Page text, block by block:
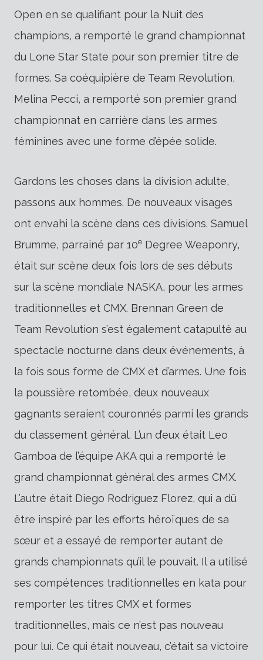
Open en se qualifiant pour la Nuit des
champions, a remporté le grand championnat
du Lone Star State pour son premier titre de
formes. Sa coéquipière de Team Revolution,
Melina Pecci, a remporté son premier grand
championnat en carrière dans les armes
féminines avec une forme d’épée solide.
Gardons les choses dans la division adulte,
passons aux hommes. De nouveaux visages
ont envahi la scène dans ces divisions. Samuel
Brumme, parrainé par 10e Degree Weaponry,
était sur scène deux fois lors de ses débuts
sur la scène mondiale NASKA, pour les armes
traditionnelles et CMX. Brennan Green de
Team Revolution s’est également catapulté au
spectacle nocturne dans deux événements, à
la fois sous forme de CMX et d’armes. Une fois
la poussière retombée, deux nouveaux
gagnants seraient couronnés parmi les grands
du classement général. L’un d’eux était Leo
Gamboa de l’équipe AKA qui a remporté le
grand championnat général des armes CMX.
L’autre était Diego Rodriguez Florez, qui a dû
être inspiré par les efforts héroïques de sa
sœur et a essayé de remporter autant de
grands championnats qu’il le pouvait. Il a utilisé
ses compétences traditionnelles en kata pour
remporter les titres CMX et formes
traditionnelles, mais ce n’est pas nouveau
pour lui. Ce qui était nouveau, c’était sa victoire